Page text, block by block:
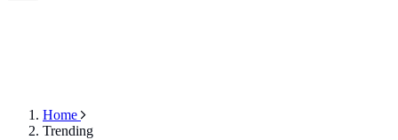
Home
Trending